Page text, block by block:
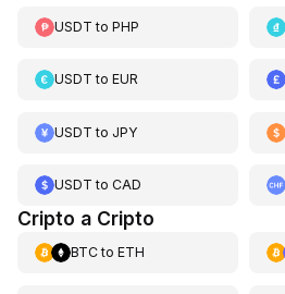
USDT to PHP
USDT to EUR
USDT to JPY
USDT to CAD
Cripto a Cripto
BTCto ETH